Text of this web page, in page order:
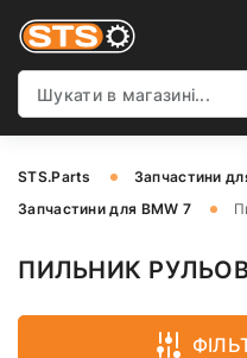
STS.Parts
Запчастини
Запчастини для BMW 7
ПИЛЬНИК